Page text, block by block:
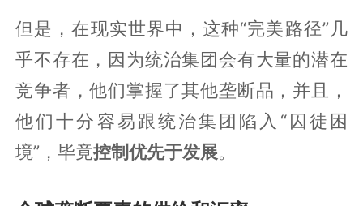
但是，在现实世界中，这种“完美路径”几
乎不存在，因为统治集团会有大量的潜在
竞争者，他们掌握了其他垄断品，并且，
他们十分容易跟统治集团陷入“囚徒困
境”，毕竟控制优先于发展。